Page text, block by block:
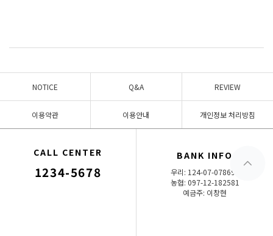
NOTICE Q&A REVIEW
이용약관 이용안내 개인정보 처리방침
CALL CENTER
1234-5678
BANK INFO
우리: 124-07-078690
농협: 097-12-182581
예금주: 이창현